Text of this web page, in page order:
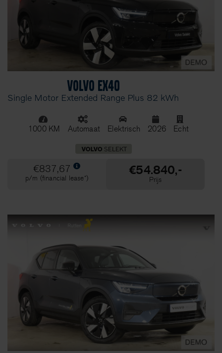
Volvo EX40
Single Motor Extended Range Plus 82 kWh
1000 KM Automaat Elektrisch 2026 Echt
€837,67
p/m (financial lease*)
€54.840,-
Prijs